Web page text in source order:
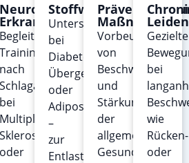
Neurologische
Erkrankungen
Begleitendes
Training
nach
Schlaganfall,
bei
Multipler
Sklerose
oder
Unterstützung
bei
Diabetes,
Übergewicht
oder
Adipositas
–
zur
Entlastung
Präventive
Maßnahmen
Vorbeugung
von
Beschwerden
und
Stärkung
der
allgemeinen
Gesundheit
Leiden
Gezielte
bei
wie
Rücken-
oder